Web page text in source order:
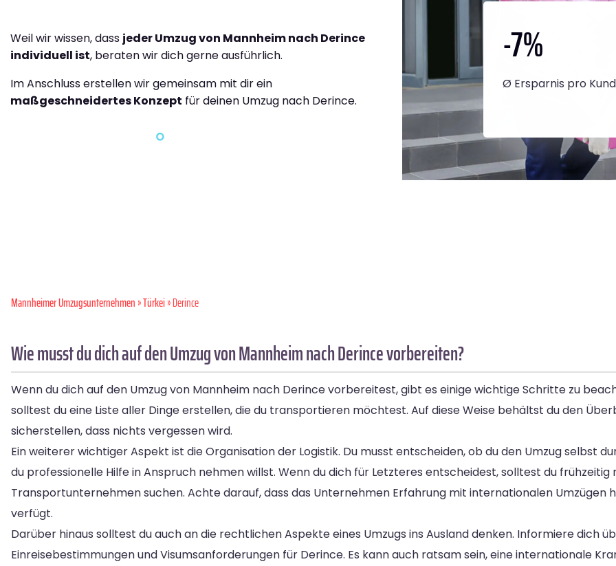
Weil wir wissen, dass jeder Umzug von Mannheim nach Derince
individuell ist, beraten wir dich gerne ausführlich.
Im Anschluss erstellen wir gemeinsam mit dir ein
maßgeschneidertes Konzept für deinen Umzug nach Derince.
-7%
Ø Ersparnis pro
Mannheimer Umzugsunternehmen»Türkei» Derince
Wie musst du dich auf den Umzug von Mannheim nach Derince vorbereiten?
Wenn du dich auf den Umzug von Mannheim nach Derince vorbereitest, gibt es einige wichtige Schritte zu
solltest du eine Liste aller Dinge erstellen, die du transportieren möchtest. Auf diese Weise behältst du den
sicherstellen, dass nichts vergessen wird.
Ein weiterer wichtiger Aspekt ist die Organisation der Logistik. Du musst entscheiden, ob du den Umzug selbst
du professionelle Hilfe in Anspruch nehmen willst. Wenn du dich für Letzteres entscheidest, solltest du
Transportunternehmen suchen. Achte darauf, dass das Unternehmen Erfahrung mit internationalen Umzügen
verfügt.
Darüber hinaus solltest du auch an die rechtlichen Aspekte eines Umzugs ins Ausland denken. Informiere dich
Einreisebestimmungen und Visumsanforderungen für Derince. Es kann auch ratsam sein, eine internationale